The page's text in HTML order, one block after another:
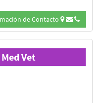
de Contacto
Vet